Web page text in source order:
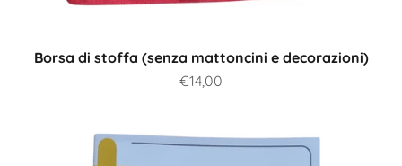
Borsa di stoffa (senza mattoncini e decorazioni)
Prezzo scontato
€14,00